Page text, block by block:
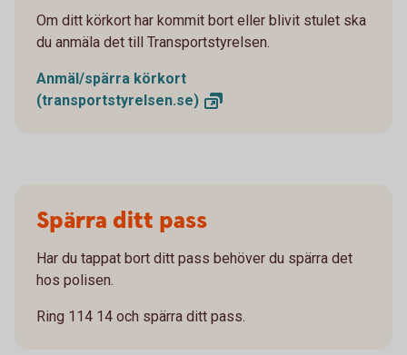
Om ditt körkort har kommit bort eller blivit stulet ska
du anmäla det till Transportstyrelsen.
Anmäl/spärra körkort
(transportstyrelsen.se)
Spärra ditt pass
Har du tappat bort ditt pass behöver du spärra det
hos polisen.
Ring 114 14 och spärra ditt pass.